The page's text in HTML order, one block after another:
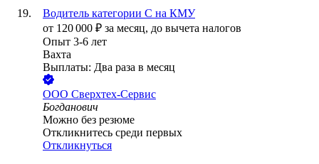
Водитель категории С на КМУ
от 120 000 ₽ за месяц, до вычета налогов
Опыт 3-6 лет
Вахта
Выплаты: Два раза в месяц
ООО Сверхтех-Сервис
Богданович
Можно без резюме
Откликнитесь среди первых
Откликнуться